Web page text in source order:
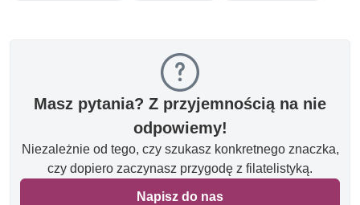
Masz pytania? Z przyjemnością na nie
odpowiemy!
Niezależnie od tego, czy szukasz konkretnego znaczka,
czy dopiero zaczynasz przygodę z filatelistyką.
Napisz do nas